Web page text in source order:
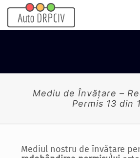
Mediu de Învățare –
Permis 13 din
Mediul nostru de învățare